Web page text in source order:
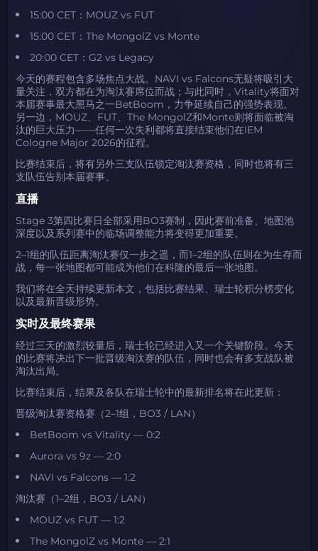
15:00 CET：MOUZ vs FUT
15:00 CET：The MongolZ vs Monte
20:00 CET：G2 vs Legacy
今天的赛程包含多场焦点大战。NAVI vs Falcons无疑将吸引大
量关注，双方都在为淘汰赛席位而战；与此同时，Vitality将面对
本届赛事最大黑马之一BetBoom，力争延续自己的强势表现。
另一边，MOUZ、FUT、The MongolZ和Monte则将面临被淘
汰的巨大压力——任何一次失利都将直接结束他们在IEM
Cologne Major 2026的征程。
比赛结束后，将有另外三支队伍锁定淘汰赛资格，同时也将有三
支队伍告别本届赛事。
直播
Stage 3第四比赛日全部采用BO3赛制，因此赛前准备、地图池
深度以及系列赛中的临场调整能力将变得更加重要。
2–1组的队伍距离淘汰赛仅一步之遥，而1–2组的队伍则在为生存而
战，每一张地图都可能成为他们在科隆的最后一张地图。
我们将在全天持续更新本文，包括比赛结果、瑞士轮积分榜变化
以及最新晋级形势。
实时及最终赛果
经过三天的激烈较量后，瑞士轮已经进入又一个关键阶段。今天
的比赛将决出下一批晋级淘汰赛的队伍，同时也会有多支战队被
淘汰出局。
比赛结束后，结果及各队在瑞士轮中的最新排名将在此更新：
晋级淘汰赛资格赛（2–1组，BO3 / LAN）
BetBoom vs Vitality — 0:2
Aurora vs 9z — 2:0
NAVI vs Falcons — 1:2
淘汰赛（1–2组，BO3 / LAN）
MOUZ vs FUT — 1:2
The MongolZ vs Monte — 2:1